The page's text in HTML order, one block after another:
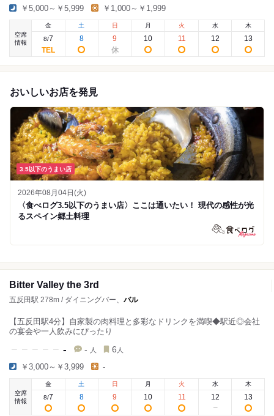
￥5,000～￥5,999 ￥1,000～￥1,999
空席
情報
金
8/7
土
8
日
9
月
10
火
11
水
12
木
13
おいしいお店を発見
3.5以下のうまい店
2026年08月04日(火)
〈食べログ3.5以下のうまい店〉ここは通いたい！ 現代の感性が光
るスペイン郷土料理
Bitter Valley the 3rd
五反田駅 278m / ダイニングバー、 バル
【五反田駅4分】自家製の肉料理と多彩なドリンクを満喫◆駅近◎会社
の宴会や一人飲みにぴったり
- - 人 6 人
￥3,000～￥3,999 -
空席
情報
金
8/7
土
8
日
9
月
10
火
11
水
12
木
13